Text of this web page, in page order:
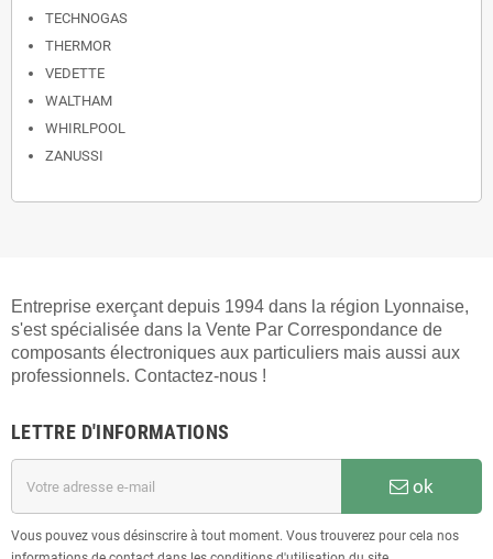
TECHNOGAS
THERMOR
VEDETTE
WALTHAM
WHIRLPOOL
ZANUSSI
Entreprise exerçant depuis 1994 dans la région Lyonnaise,
s'est spécialisée dans la Vente Par Correspondance de
composants électroniques aux particuliers mais aussi aux
professionnels. Contactez-nous !
LETTRE D'INFORMATIONS
ok
Vous pouvez vous désinscrire à tout moment. Vous trouverez pour cela nos